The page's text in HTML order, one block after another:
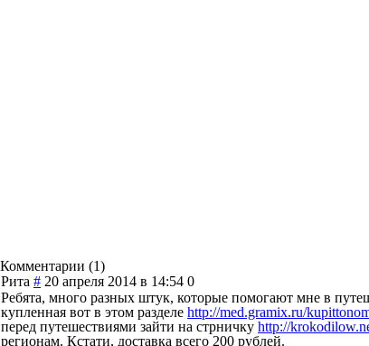
Комментарии (1)
Рита # 20 апреля 2014 в 14:54 0
Ребята, много разных штук, которые помогают мне в
купленная вот в этом разделе http://med.gramix.ru/
перед путешествиями зайти на стрничку http://
регионам. Кстати, доставка всего 200 рублей.